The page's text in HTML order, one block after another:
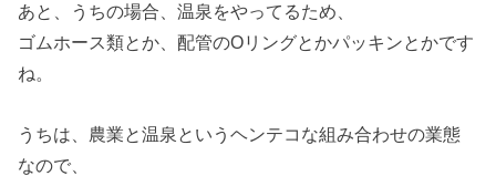
あと、うちの場合、温泉をやってるため、
ゴムホース類とか、配管のOリングとかパッキンとかです
ね。
うちは、農業と温泉というヘンテコな組み合わせの業態
なので、